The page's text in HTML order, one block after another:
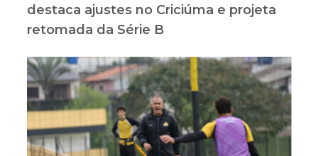
destaca ajustes no Criciúma e projeta
retomada da Série B